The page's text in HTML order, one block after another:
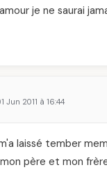
je ne saurai
Jun 2011 à 16:44
laissé tember
père et mon